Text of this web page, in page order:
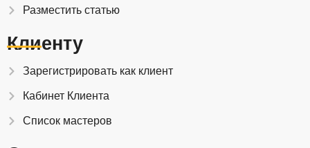
Разместить статью
Клиенту
Зарегистрировать как клиент
Кабинет Клиента
Список мастеров